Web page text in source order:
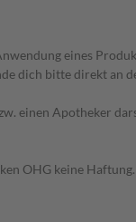
eines
dich bitte direkt an
einen Apotheker
OHG keine